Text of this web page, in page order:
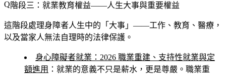
階段三：就業教育權益——人生大事與重要權益
這階段處理身障者人生中的「大事」——工作、教育、醫療，
以及當家人無法自理時的法律保護。
身心障礙者就業：2026 職業重建、支持性就業與定
額進用 ：就業的意義不只是薪水，更是尊嚴。職業重